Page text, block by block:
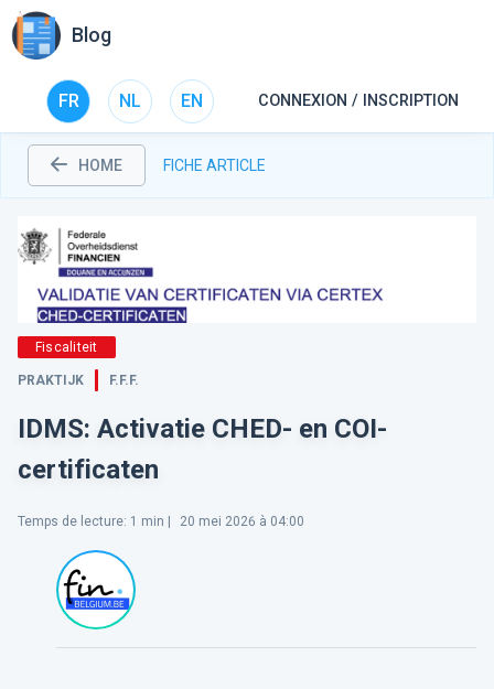
Blog
FR NL EN CONNEXION / INSCRIPTION
HOME FICHE ARTICLE
Fiscaliteit
PRAKTIJK F.F.F.
IDMS: Activatie CHED- en COI-
certificaten
Temps de lecture: 1 min | 20 mei 2026 à 04:00